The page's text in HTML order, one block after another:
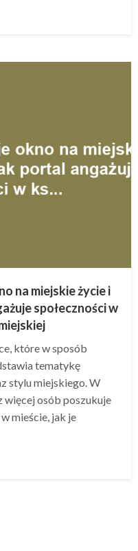
na miejskie życie i
społeczności w
które w sposób
tematykę
stylu miejskiego. W
więcej osób poszukuje
mieście, jak je